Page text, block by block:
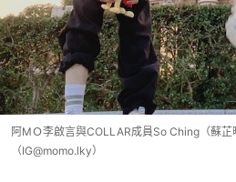
阿MＯ李啟言與COLLAR成員So Ching（蘇芷
（IG@momo.lky）